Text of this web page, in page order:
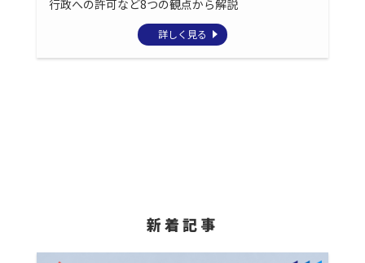
行政への許可など8つの観点から解説
詳しく見る
新着記事